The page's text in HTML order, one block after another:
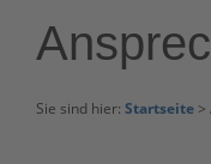
Sie sind hier: Startseite>